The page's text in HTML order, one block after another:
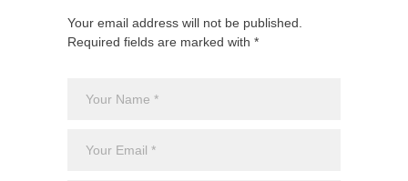
Your email address will not be published.
Required fields are marked with *